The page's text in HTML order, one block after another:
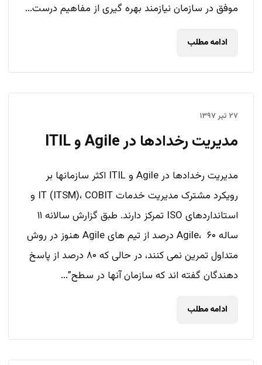
موفق در سازمان نیازمند بهره گیری از مفاهیم درست...
ادامه مطلب
۲۷ تیر ۱۳۹۷
مدیریت رخدادها در Agile و ITIL
مدیریت رخدادها در Agile و ITIL اکثر سازمانها بر
رویکرد مشترک مدیریت خدمات IT (ITSM)، COBIT و
استانداردهای ISO تمرکز دارند. طبق گزارش سالانه ۱۱
ساله Agile، ۶۰ درصد از تیم های Agile هنوز در روش
متداول تمرین نمی کنند، در حالی که ۸۰ درصد از پاسخ
دهندگان گفته اند که سازمان آنها در سطح”...
ادامه مطلب